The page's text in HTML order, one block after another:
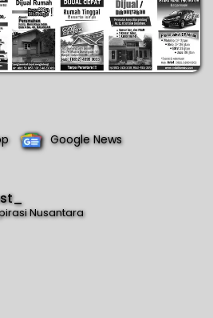
Google News
Nusantara